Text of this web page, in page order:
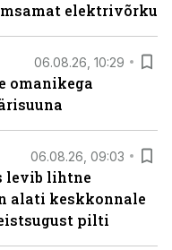
elektrivõrku
06.08.26, 10:29
omanikega
06.08.26, 09:03
levib lihtne
alati keskkonnale
pilti